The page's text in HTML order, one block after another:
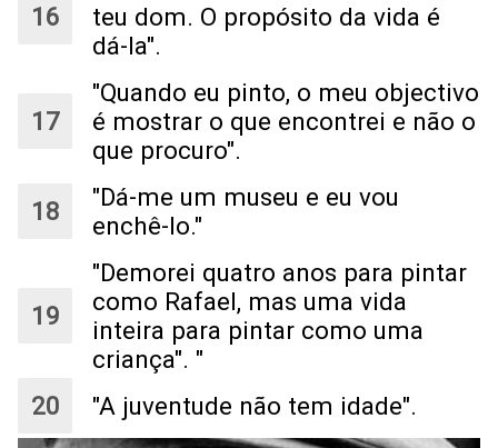
teu dom. O propósito da vida é
dá-la".
"Quando eu pinto, o meu objectivo
é mostrar o que encontrei e não o
que procuro".
"Dá-me um museu e eu vou
enchê-lo."
"Demorei quatro anos para pintar
como Rafael, mas uma vida
inteira para pintar como uma
criança". "
"A juventude não tem idade".